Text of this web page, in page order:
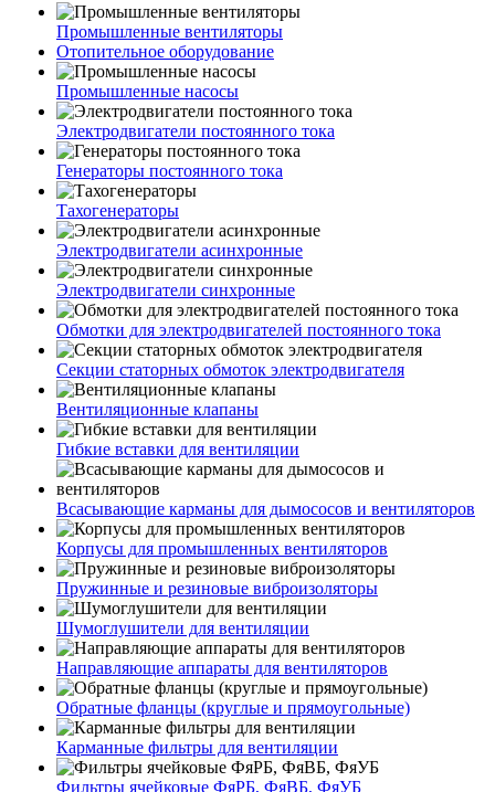
Промышленные вентиляторы
Отопительное оборудование
Промышленные насосы
Электродвигатели постоянного тока
Генераторы постоянного тока
Тахогенераторы
Электродвигатели асинхронные
Электродвигатели синхронные
Обмотки для электродвигателей постоянного тока
Секции статорных обмоток электродвигателя
Вентиляционные клапаны
Гибкие вставки для вентиляции
Всасывающие карманы для дымососов и вентиляторов
Корпусы для промышленных вентиляторов
Пружинные и резиновые виброизоляторы
Шумоглушители для вентиляции
Направляющие аппараты для вентиляторов
Обратные фланцы (круглые и прямоугольные)
Карманные фильтры для вентиляции
Фильтры ячейковые ФяРБ, ФяВБ, ФяУБ